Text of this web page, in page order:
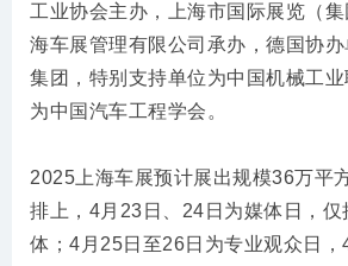
工业协会主办，上海市国际展览（
海车展管理有限公司承办，德国协
集团，特别支持单位为中国机械工
为中国汽车工程学会。
2025上海车展预计展出规模36万平
排上，4月23日、24日为媒体日，仅
体；4月25日至26日为专业观众日，